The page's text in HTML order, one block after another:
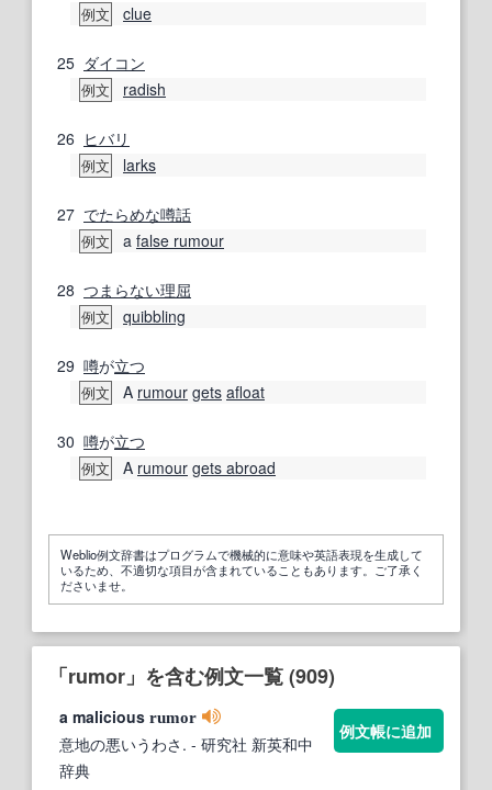
例文 clue
25 ダイコン
例文 radish
26 ヒバリ
例文 larks
27 でたらめな噂話
例文 a false rumour
28 つまらない理屈
例文 quibbling
29 噂が立つ
例文 A rumour gets afloat
30 噂が立つ
例文 A rumour gets abroad
Weblio例文辞書はプログラムで機械的に意味や英語表現を生成して
いるため、不適切な項目が含まれていることもあります。ご了承く
ださいませ。
「rumor」を含む例文一覧 (909)
a malicious rumor
意地の悪いうわさ. - 研究社 新英和中
辞典
例文帳に追加